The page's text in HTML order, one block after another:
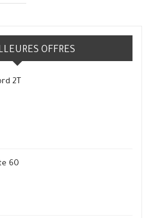
OFFRES
2T
60